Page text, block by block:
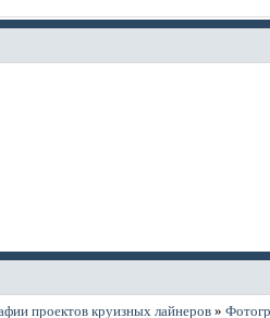
проектов круизных лайнеров »